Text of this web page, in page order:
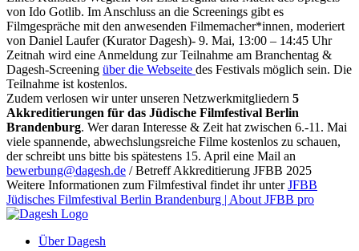
von Ido Gotlib. Im Anschluss an die Screenings gibt es
Filmgespräche mit den anwesenden Filmemacher*innen, moderiert
von Daniel Laufer (Kurator Dagesh)- 9. Mai, 13:00 – 14:45 Uhr
Zeitnah wird eine Anmeldung zur Teilnahme am Branchentag &
Dagesh-Screening über die Webseite des Festivals möglich sein. Die
Teilnahme ist kostenlos.
Zudem verlosen wir unter unseren Netzwerkmitgliedern 5
Akkreditierungen für das Jüdische Filmfestival Berlin
Brandenburg. Wer daran Interesse & Zeit hat zwischen 6.-11. Mai
viele spannende, abwechslungsreiche Filme kostenlos zu schauen,
der schreibt uns bitte bis spätestens 15. April eine Mail an
bewerbung@dagesh.de / Betreff Akkreditierung JFBB 2025
Weitere Informationen zum Filmfestival findet ihr unterJFBB
Jüdisches Filmfestival Berlin Brandenburg | About JFBB pro
Über Dagesh